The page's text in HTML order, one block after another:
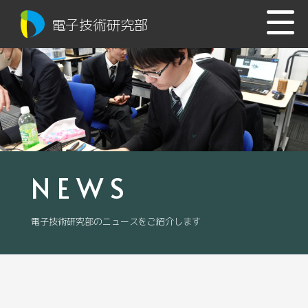
電子技術研究部
NEWS
電子技術研究部のニュースをご紹介します